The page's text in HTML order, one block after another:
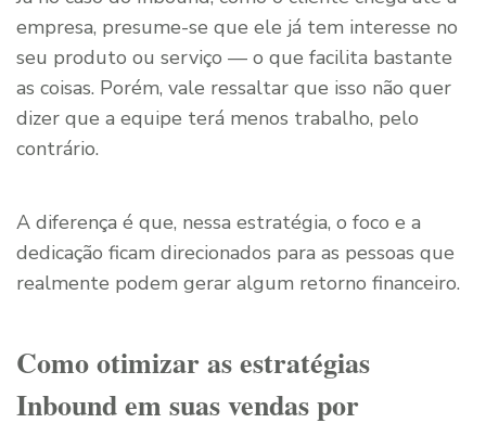
empresa, presume-se que ele já tem interesse no
seu produto ou serviço — o que facilita bastante
as coisas. Porém, vale ressaltar que isso não quer
dizer que a equipe terá menos trabalho, pelo
contrário.
A diferença é que, nessa estratégia, o foco e a
dedicação ficam direcionados para as pessoas que
realmente podem gerar algum retorno financeiro.
Como otimizar as estratégias
Inbound em suas vendas por